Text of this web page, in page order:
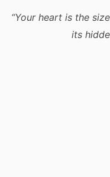
“Your heart is the
its